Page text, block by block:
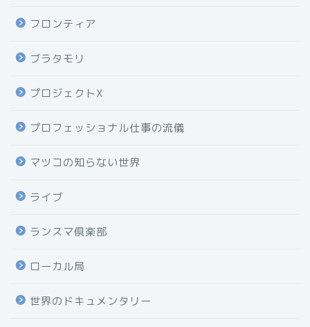
フロンティア
ブラタモリ
プロジェクトX
プロフェッショナル仕事の流儀
マツコの知らない世界
ライブ
ランスマ倶楽部
ローカル局
世界のドキュメンタリー